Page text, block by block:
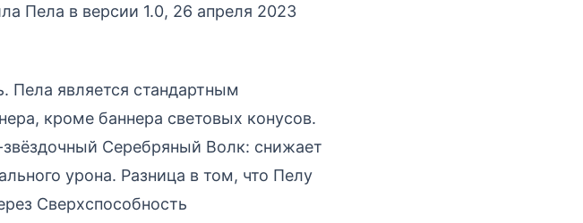
Пела в версии 1.0, 26 апреля 2023
Пела является стандартным
кроме баннера световых конусов.
Серебряный Волк: снижает
урона. Разница в том, что Пелу
Сверхспособность